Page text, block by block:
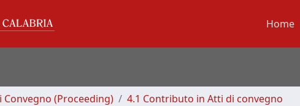
Home
(Proceeding) 4.1 Contributo in Atti di convegno